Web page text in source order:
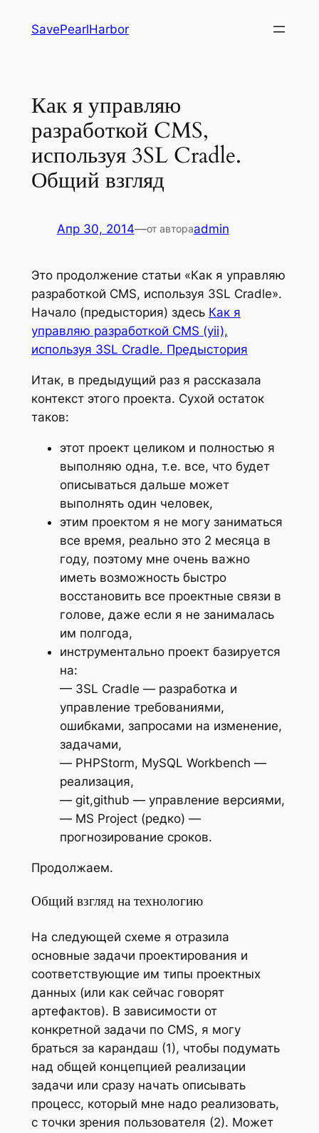
SavePearlHarbor
Как я управляю
разработкой CMS,
используя 3SL Cradle.
Общий взгляд
Апр 30, 2014—от автораadmin
Это продолжение статьи «Как я управляю
разработкой CMS, используя 3SL Cradle».
Начало (предыстория) здесь Как я
управляю разработкой CMS (yii),
используя 3SL Cradle. Предыстория
Итак, в предыдущий раз я рассказала
контекст этого проекта. Сухой остаток
таков:
этот проект целиком и полностью я
выполняю одна, т.е. все, что будет
описываться дальше может
выполнять один человек,
этим проектом я не могу заниматься
все время, реально это 2 месяца в
году, поэтому мне очень важно
иметь возможность быстро
восстановить все проектные связи в
голове, даже если я не занималась
им полгода,
инструментально проект базируется
на:
— 3SL Cradle — разработка и
управление требованиями,
ошибками, запросами на изменение,
задачами,
— PHPStorm, MySQL Workbench —
реализация,
— git,github — управление версиями,
— MS Project (редко) —
прогнозирование сроков.
Продолжаем.
Общий взгляд на технологию
На следующей схеме я отразила
основные задачи проектирования и
соответствующие им типы проектных
данных (или как сейчас говорят
артефактов). В зависимости от
конкретной задачи по CMS, я могу
браться за карандаш (1), чтобы подумать
над общей концепцией реализации
задачи или сразу начать описывать
процесс, который мне надо реализовать,
с точки зрения пользователя (2). Может